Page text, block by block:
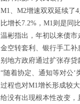
M1、M2增速双双延续了
比增长7.2%，M1则是同
温彬指出，年初以来债
金空转套利、银行手工
别地方政府通过扩张存
“随着协定、通知等对公
过程也对M1增长形成较
给没有出现根本性改变，